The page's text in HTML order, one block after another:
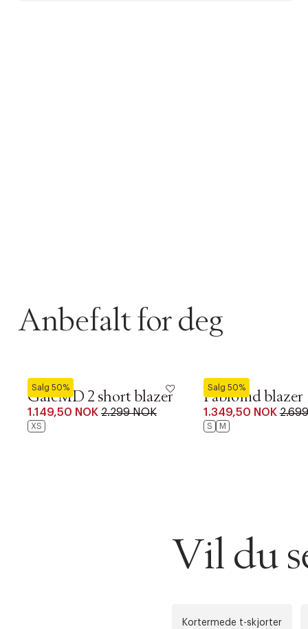
Anbefalt for deg
Salg 50%
Modström
GaleMD 2 short blazer
1.149,50 NOK 2.299 NOK
XS
Salg 50%
Modström
Pablomd blazer
1.349,50 NOK
S M
Vil du
Kortermede t-skjorter